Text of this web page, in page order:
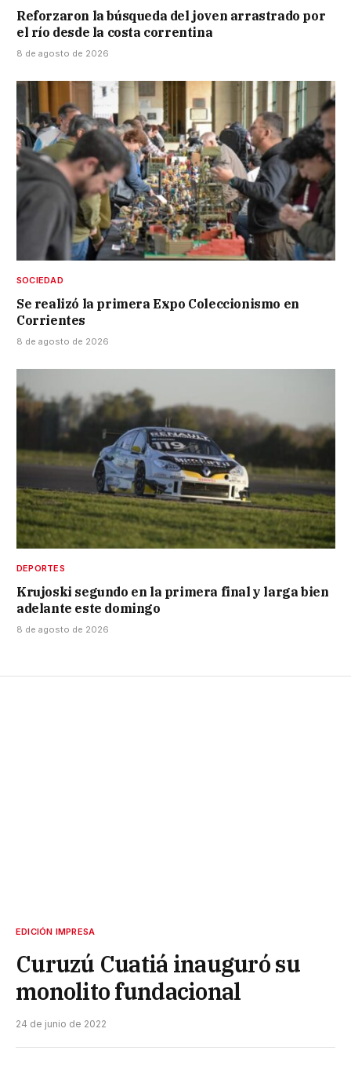
Reforzaron la búsqueda del joven arrastrado por
el río desde la costa correntina
8 de agosto de 2026
SOCIEDAD
Se realizó la primera Expo Coleccionismo en
Corrientes
8 de agosto de 2026
DEPORTES
Krujoski segundo en la primera final y larga bien
adelante este domingo
8 de agosto de 2026
EDICIÓN IMPRESA
Curuzú Cuatiá inauguró su
monolito fundacional
24 de junio de 2022